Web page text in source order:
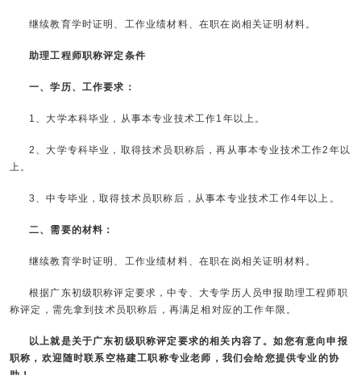
继续教育学时证明、工作业绩材料、在职在岗相关证明材料。
助理工程师职称评定条件
一、学历、工作要求：
1、大学本科毕业，从事本专业技术工作1年以上。
2、大学专科毕业，取得技术员职称后，再从事本专业技术工作2年以
上。
3、中专毕业，取得技术员职称后，从事本专业技术工作4年以上。
二、需要的材料：
继续教育学时证明、工作业绩材料、在职在岗相关证明材料。
根据广东初级职称评定要求，中专、大专学历人员申报助理工程师职
称评定，需先拿到技术员职称后，再满足相对应的工作年限。
以上就是关于广东初级职称评定要求的相关内容了。如您有意向申报
职称，欢迎随时联系空格建工职称专业老师，我们会给您提供专业的协